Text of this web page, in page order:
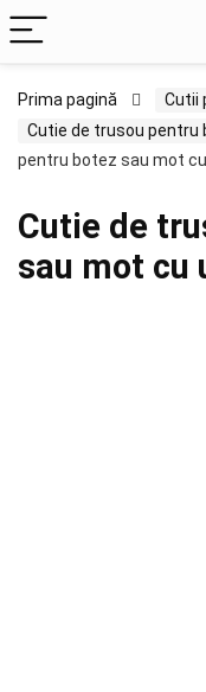
Prima pagină
Cutii
Cutie de trusou pentru
pentru botez sau mot
Cutie de
sau mot cu